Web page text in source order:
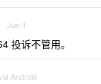
Jun 1
投诉不管用。
Android